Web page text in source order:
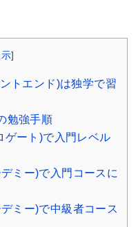
]
トエンド)は独学で習
勉強手順
ート)で入門レベル
ミー)で入門コースに
ミー)で中級者コース